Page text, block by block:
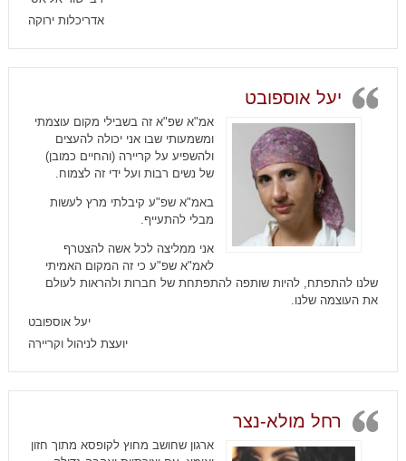
אדריכלות ירוקה
יעל אוספובט
אמ"א שפ"א זה בשבילי מקום עוצמתי
ומשמעותי שבו אני יכולה להעצים
ולהשפיע על קריירה (והחיים כמובן)
של נשים רבות ועל ידי זה לצמוח.
באמ"א שפ"ע קיבלתי מרץ לעשות
מבלי להתעייף.
אני ממליצה לכל אשה להצטרף
לאמ"א שפ"ע כי זה המקום האמיתי
שלנו להתפתח, להיות שותפה להתפתחת של חברות ולהראות לעולם
את העוצמה שלנו.
יעל אוספובט
יועצת לניהול וקריירה
רחל מולא-נצר
ארגון שחושב מחוץ לקופסא מתוך חזון